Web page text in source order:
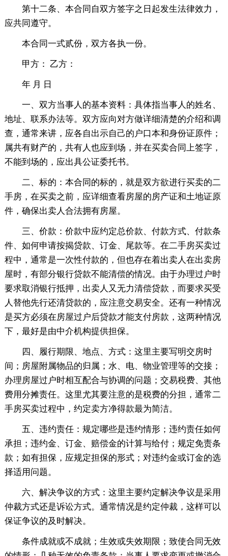
第十二条、本合同自双方签字之日起发生法律效力，
应共同遵守。
本合同一式贰份，双方各执一份。
甲方： 乙方：
年 月 日
一、双方当事人的基本资料：具体指当事人的姓名、
地址、联系办法等。双方应向对方做详细清楚的介绍和调
查，通常来讲，应各自出示自己的户口本和身份证原件；
属共有财产的，共有人也应到场，并在买卖合同上签字，
不能到场的，应出具公证委托书。
二、标的：本合同的标的，就是双方欲进行买卖的二
手房，在买卖之前，应详细查看房屋的房产证和土地证原
件，确保出卖人合法拥有房屋。
三、价款：价款中应约定总价款、付款方式、付款条
件、如何申请按揭贷款、订金、尾款等。在二手房买卖过
程中，通常是一次性付款的，但也存在着出卖人在出卖房
屋时，有部分银行贷款不能清偿的情况。由于办理过户时
要求取消银行抵押，出卖人又无力清偿贷款，而要求买受
人替他先行还清贷款的，应注意交易安全。还有一种情况
是买方必须在房屋过户后贷款才能支付房款，这两种情况
下，最好是由中介机构提供担保。
四、履行期限、地点、方式：这里主要写明交房时
间；房屋附属物品的归属；水、电、物业管理等的交接；
办理房屋过户时相互配合与协调的问题；交易税费、其他
费用分摊责任。这里尤其要注意的是税费的分担，通常二
手房买卖过程中，约定卖方净得款最为简洁。
五、违约责任：规定哪些是违约情形；违约责任如何
承担；违约金、订金、赔偿金的计算与给付；规定免责条
款；如有担保，应规定担保的形式；对违约金或订金的选
择适用问题。
六、解决争议的方式：这里主要约定解决争议是采用
仲裁方式还是诉讼方式。通常情况是约定仲裁，这样可以
保证争议的及时解决。
条件成就或不成就；生效或失效期限；致使合同无效